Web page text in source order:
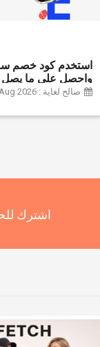
استخدم كود خصم
صالح لغاية : 31st Aug 2026
اشترك